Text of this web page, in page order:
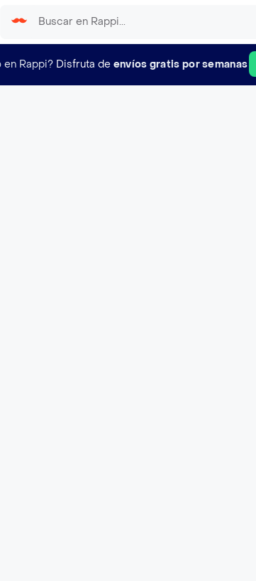
en Rappi? Disfruta de envíos gratis por semanas